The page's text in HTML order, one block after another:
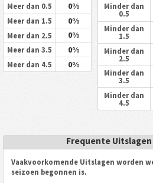
Meer dan 0.5 0%
Meer dan 1.5 0%
Meer dan 2.5 0%
Meer dan 3.5 0%
Meer dan 4.5 0%
Minder dan
0.5
Minder dan
1.5
Minder dan
2.5
Minder dan
3.5
Minder dan
4.5
Frequente
Vaakvoorkomende Uitslagen worden
seizoen begonnen is.